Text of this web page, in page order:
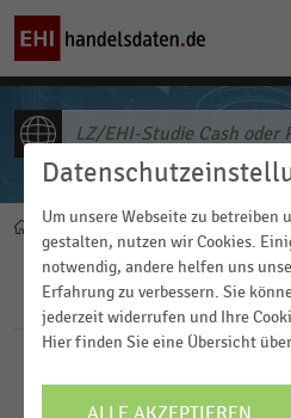
ALLE INHALTE
Pfadnavigation
Home
Filter
Um unsere Webseite zu betreiben
gestalten, nutzen wir Cookies.
notwendig, andere helfen uns
Erfahrung zu verbessern. Sie
jederzeit widerrufen und Ihre
Hier finden Sie eine Übersicht
ALLE AKZEPTIEREN